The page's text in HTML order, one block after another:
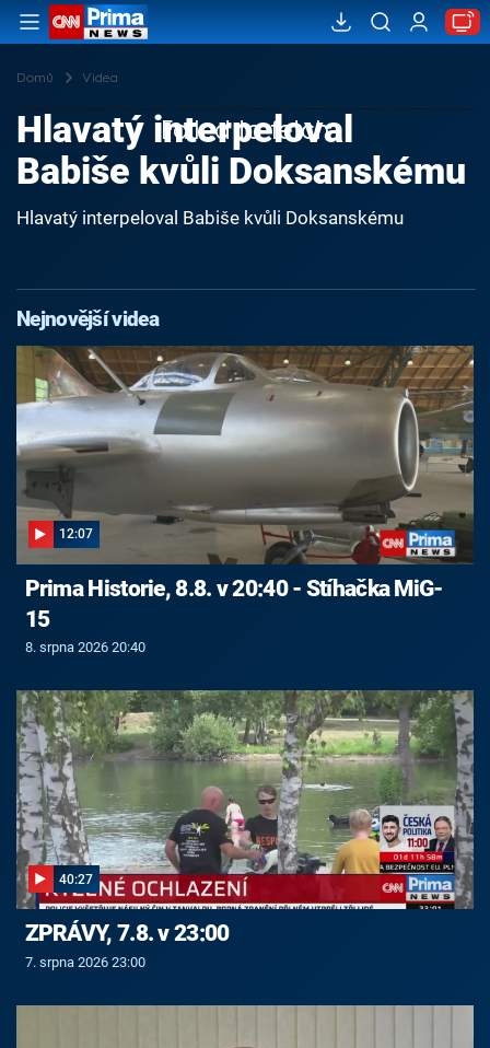
Domů Videa
Failed to fetch
Hlavatý interpeloval
Babiše kvůli Doksanskému
Hlavatý interpeloval Babiše kvůli Doksanskému
Nejnovější videa
12:07
Prima Historie, 8.8. v 20:40 - Stíhačka MiG-
15
8. srpna 2026 20:40
40:27
ZPRÁVY, 7.8. v 23:00
7. srpna 2026 23:00